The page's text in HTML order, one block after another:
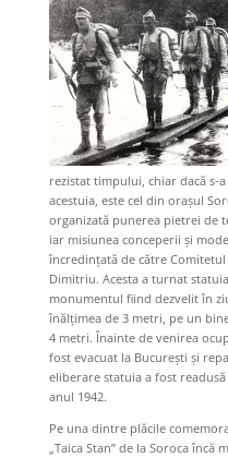
rezistat timpului, chiar dacăs-a
acestuia, este cel din orașul
organizată punerea pietrei de
iar misiunea conceperii şi
încredințată de către
Dimitriu. Acesta a turnat
monumentul fiind dezvelit în
înălțimea de 3 metri, pe un
4 metri. Înainte de venirea
fost evacuat la București și
eliberare statuia a fost
anul 1942.
Pe una dintre plăcile
„Taica Stan” de la Soroca încă